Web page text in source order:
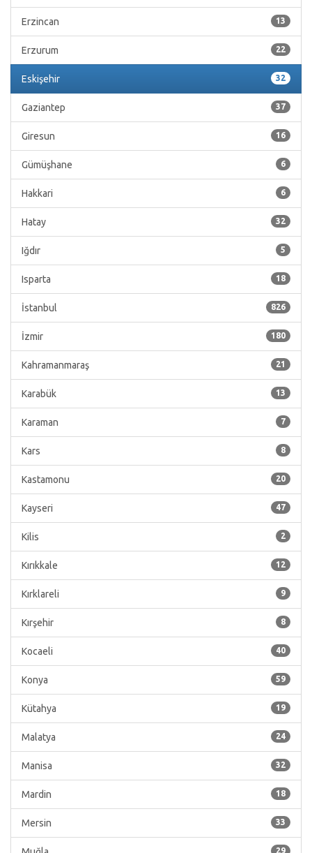
13
Erzincan
22
Erzurum
32
Eskişehir
37
Gaziantep
16
Giresun
6
Gümüşhane
6
Hakkari
32
Hatay
5
Iğdır
18
Isparta
826
İstanbul
180
İzmir
21
Kahramanmaraş
13
Karabük
7
Karaman
8
Kars
20
Kastamonu
47
Kayseri
2
Kilis
12
Kırıkkale
9
Kırklareli
8
Kırşehir
40
Kocaeli
59
Konya
19
Kütahya
24
Malatya
32
Manisa
18
Mardin
33
Mersin
29